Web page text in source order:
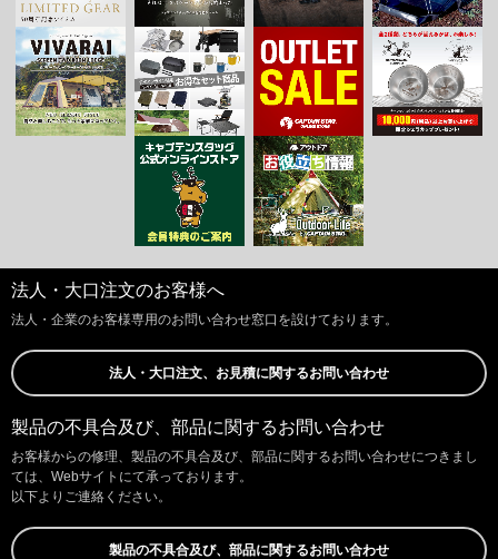
法人・大口注文のお客様へ
法人・企業のお客様専用のお問い合わせ窓口を設けております。
法人・大口注文、お見積に関するお問い合わせ
製品の不具合及び、部品に関するお問い合わせ
お客様からの修理、製品の不具合及び、部品に関するお問い合わせにつきまし
ては、Webサイトにて承っております。
以下よりご連絡ください。
製品の不具合及び、部品に関するお問い合わせ